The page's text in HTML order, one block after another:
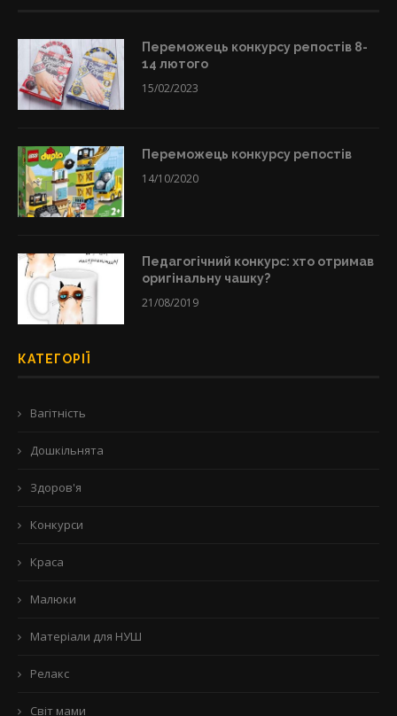
Переможець конкурсу репостів 8-
14 лютого
15/02/2023
Переможець конкурсу репостів
14/10/2020
Педагогічний конкурс: хто отримав
оригінальну чашку?
21/08/2019
КАТЕГОРІЇ
Вагітність
Дошкільнята
Здоров'я
Конкурси
Краса
Малюки
Матеріали для НУШ
Релакс
Світ мами